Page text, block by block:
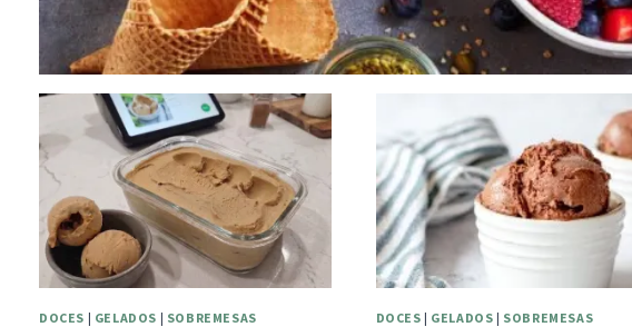
DOCES | GELADOS | SOBREMESAS DOCES | GELADOS | SOBREMESAS